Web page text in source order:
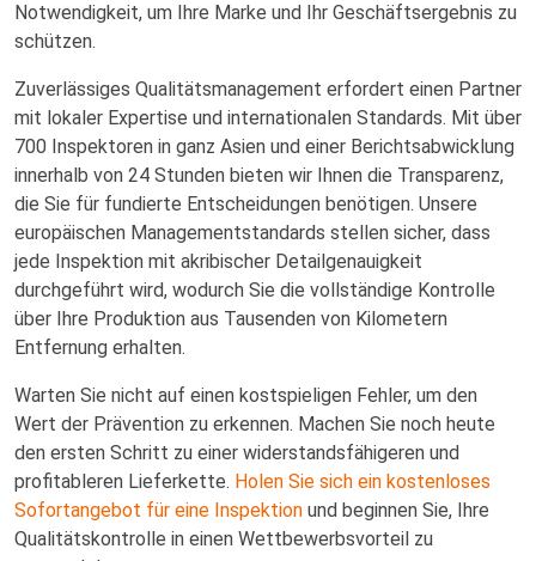
Notwendigkeit, um Ihre Marke und Ihr Geschäftsergebnis zu
schützen.
Zuverlässiges Qualitätsmanagement erfordert einen Partner
mit lokaler Expertise und internationalen Standards. Mit über
700 Inspektoren in ganz Asien und einer Berichtsabwicklung
innerhalb von 24 Stunden bieten wir Ihnen die Transparenz,
die Sie für fundierte Entscheidungen benötigen. Unsere
europäischen Managementstandards stellen sicher, dass
jede Inspektion mit akribischer Detailgenauigkeit
durchgeführt wird, wodurch Sie die vollständige Kontrolle
über Ihre Produktion aus Tausenden von Kilometern
Entfernung erhalten.
Warten Sie nicht auf einen kostspieligen Fehler, um den
Wert der Prävention zu erkennen. Machen Sie noch heute
den ersten Schritt zu einer widerstandsfähigeren und
profitableren Lieferkette. Holen Sie sich ein kostenloses
Sofortangebot für eine Inspektion und beginnen Sie, Ihre
Qualitätskontrolle in einen Wettbewerbsvorteil zu